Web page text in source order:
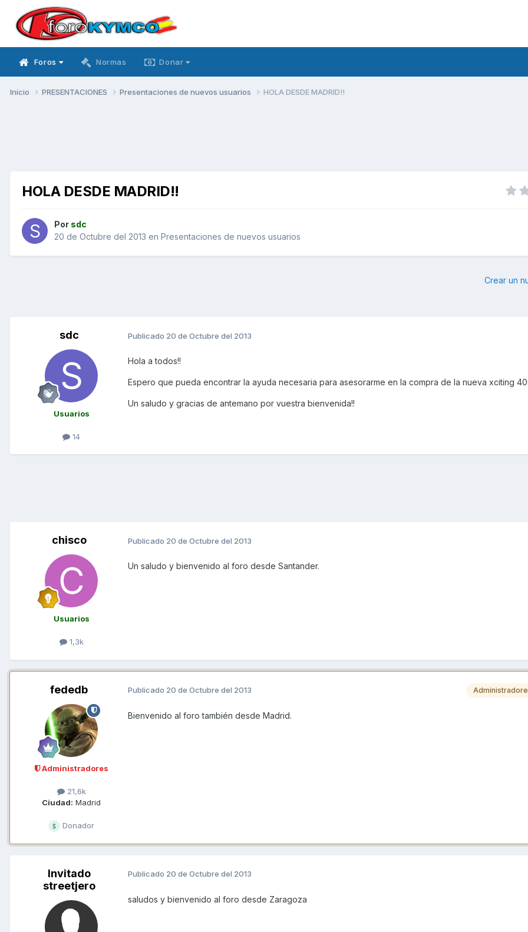
Foros Normas Donar
Inicio PRESENTACIONES Presentaciones de nuevos usuarios HOLA DESDE MADRID!!
HOLA DESDE MADRID!!
Por sdc
20 de Octubre del 2013 en Presentaciones de nuevos usuarios
Crear un
sdc
Usuarios
14
Publicado 20 de Octubre del 2013
Hola a todos!!
Espero que pueda encontrar la ayuda necesaria para asesorarme en la compra de la nueva xciting
Un saludo y gracias de antemano por vuestra bienvenida!!
chisco
Usuarios
1,3k
Publicado 20 de Octubre del 2013
Un saludo y bienvenido al foro desde Santander.
fededb
Administradores
21,6k
Ciudad: Madrid
Donador
Publicado 20 de Octubre del 2013
Bienvenido al foro también desde Madrid.
Invitado
streetjero
Publicado 20 de Octubre del 2013
saludos y bienvenido al foro desde Zaragoza